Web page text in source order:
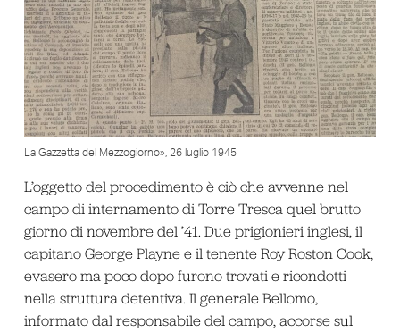
La Gazzetta del Mezzogiorno», 26 luglio 1945
L’oggetto del procedimento è ciò che avvenne nel
campo di internamento di Torre Tresca quel brutto
giorno di novembre del ’41. Due prigionieri inglesi, il
capitano George Playne e il tenente Roy Roston Cook,
evasero ma poco dopo furono trovati e ricondotti
nella struttura detentiva. Il generale Bellomo,
informato dal responsabile del campo, accorse sul